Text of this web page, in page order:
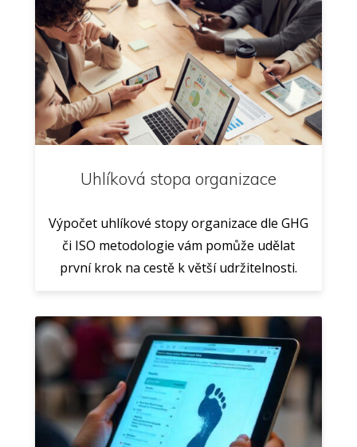
Uhlíková stopa organizace
Výpočet uhlíkové stopy organizace dle GHG
či ISO metodologie vám pomůže udělat
první krok na cestě k větší udržitelnosti.